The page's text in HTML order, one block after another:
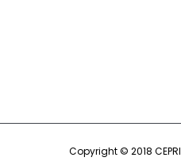
Copyright © 2018 CEPRI